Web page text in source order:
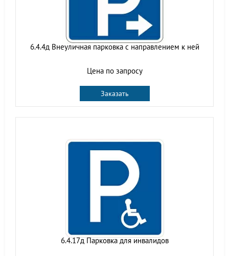
6.4.4д Внеуличная парковка с направлением к ней
Цена по запросу
Заказать
6.4.17д Парковка для инвалидов